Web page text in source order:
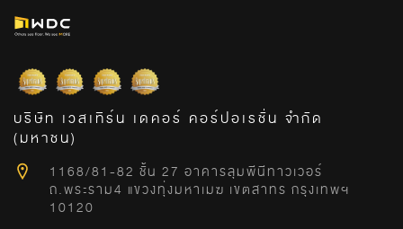
บริษัท เวสเทิร์น เดคอร์ คอร์ปอเรชั่น จำกัด
(มหาชน)
1168/81-82 ชั้น 27 อาคารลุมพีนีทาวเวอร์
ถ.พระราม4 แขวงทุ่งมหาเมฆ เขตสาทร กรุงเทพฯ
10120